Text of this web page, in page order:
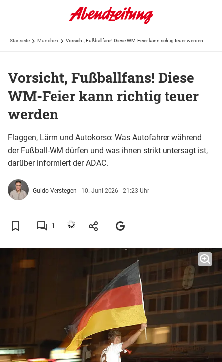
Startseite München Vorsicht, Fußballfans! Diese WM-Feier kann richtig teuer werden
Vorsicht, Fußballfans! Diese
WM-Feier kann richtig teuer
werden
Flaggen, Lärm und Autokorso: Was Autofahrer während
der Fußball-WM dürfen und was ihnen strikt untersagt ist,
darüber informiert der ADAC.
Guido Verstegen | 10. Juni 2026 - 21:23 Uhr
1